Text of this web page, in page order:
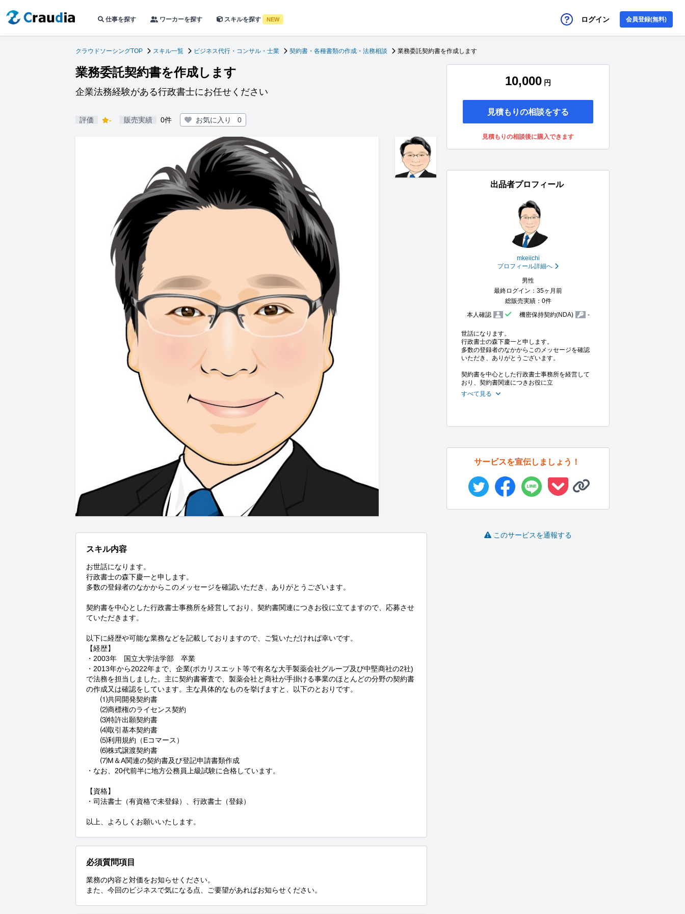
仕事を探す ワーカーを探す スキルを探す NEW ログイン 会員登録(無料)
クラウドソーシングTOP スキル一覧 ビジネス代行・コンサル・士業 契約書・各種書類の作成・法務相談 業務委託契約書を作成します
業務委託契約書を作成します
企業法務経験がある行政書士にお任せください
評価 - 販売実績 0件 お気に入り 0
スキル内容
お世話になります。
行政書士の森下慶一と申します。
多数の登録者のなかからこのメッセージを確認いただき、ありがとうございます。
契約書を中心とした行政書士事務所を経営しており、契約書関連につきお役に立てますので、応募させ
ていただきます。
以下に経歴や可能な業務などを記載しておりますので、ご覧いただければ幸いです。
【経歴】
・2003年　国立大学法学部　卒業
・2013年から2022年まで、企業(ポカリスエット等で有名な大手製薬会社グループ及び中堅商社の2社)
で法務を担当しました。主に契約書審査で、製薬会社と商社が手掛ける事業のほとんどの分野の契約書
の作成又は確認をしています。主な具体的なものを挙げますと、以下のとおりです。
⑴共同開発契約書
⑵商標権のライセンス契約
⑶特許出願契約書
⑷取引基本契約書
⑸利用規約（Eコマース）
⑹株式譲渡契約書
⑺M＆A関連の契約書及び登記申請書類作成
・なお、20代前半に地方公務員上級試験に合格しています。
【資格】
・司法書士（有資格で未登録）、行政書士（登録）
以上、よろしくお願いいたします。
必須質問項目
業務の内容と対価をお知らせください。
また、今回のビジネスで気になる点、ご要望があればお知らせください。
10,000 円
見積もりの相談をする
見積もりの相談後に購入できます
出品者プロフィール
mkeiichi
プロフィール詳細へ
男性
最終ログイン：35ヶ月前
総販売実績：0件
本人確認
機密保持契約(NDA) -
世話になります。
行政書士の森下慶一と申します。
多数の登録者のなかからこのメッセージを確認
いただき、ありがとうございます。
契約書を中心とした行政書士事務所を経営して
おり、契約書関連につきお役に立
すべて見る
サービスを宣伝しましょう！
このサービスを通報する